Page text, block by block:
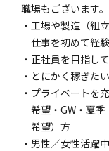
職場もございます。
・工場や製造（組
仕事を初めて経
・正社員を目指し
・とにかく稼ぎた
・プライベートを
希望・GW・夏季
希望）方
・男性／女性活躍